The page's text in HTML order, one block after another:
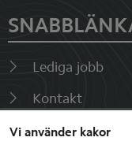
Vi använder kakor
Lediga jobb
Kontakt
Fakturor